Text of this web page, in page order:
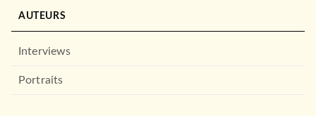
AUTEURS
Interviews
Portraits